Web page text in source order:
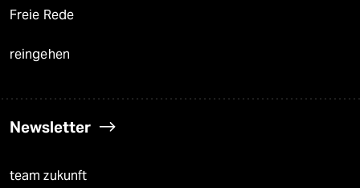
Freie Rede
reingehen
Newsletter
team zukunft